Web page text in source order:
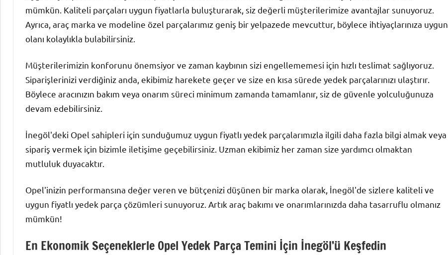
mümkün. Kaliteli parçaları uygun fiyatlarla buluşturarak, siz değerli müşterilerimize avantajlar sunuyoruz.
Ayrıca, araç marka ve modeline özel parçalarımız geniş bir yelpazede mevcuttur, böylece ihtiyaçlarınıza uygun
olanı kolaylıkla bulabilirsiniz.
Müşterilerimizin konforunu önemsiyor ve zaman kaybının sizi engellememesi için hızlı teslimat sağlıyoruz.
Siparişlerinizi verdiğiniz anda, ekibimiz harekete geçer ve size en kısa sürede yedek parçalarınızı ulaştırır.
Böylece aracınızın bakım veya onarım süreci minimum zamanda tamamlanır, siz de güvenle yolculuğunuza
devam edebilirsiniz.
İnegöl'deki Opel sahipleri için sunduğumuz uygun fiyatlı yedek parçalarımızla ilgili daha fazla bilgi almak veya
sipariş vermek için bizimle iletişime geçebilirsiniz. Uzman ekibimiz her zaman size yardımcı olmaktan
mutluluk duyacaktır.
Opel'inizin performansına değer veren ve bütçenizi düşünen bir marka olarak, İnegöl'de sizlere kaliteli ve
uygun fiyatlı yedek parça çözümleri sunuyoruz. Artık araç bakımı ve onarımlarınızda daha tasarruflu olmanız
mümkün!
En Ekonomik Seçeneklerle Opel Yedek Parça Temini İçin İnegöl’ü Keşfedin